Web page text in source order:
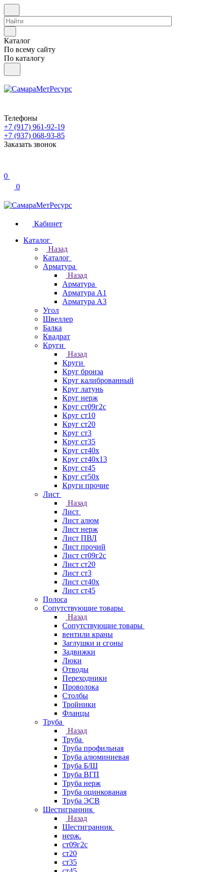
Каталог
По всему сайту
По каталогу
Телефоны
+7 (917) 961-92-19
+7 (937) 068-93-85
Заказать звонок
0
0
Кабинет
Каталог
Назад
Каталог
Арматура
Назад
Арматура
Арматура А1
Арматура А3
Угол
Швеллер
Балка
Квадрат
Круги
Назад
Круги
Круг бронза
Круг калиброванный
Круг латунь
Круг нерж
Круг ст09г2с
Круг ст10
Круг ст20
Круг ст3
Круг ст35
Круг ст40х
Круг ст40х13
Круг ст45
Круг ст50х
Круги прочие
Лист
Назад
Лист
Лист алюм
Лист нерж
Лист ПВЛ
Лист прочий
Лист ст09г2с
Лист ст20
Лист ст3
Лист ст40х
Лист ст45
Полоса
Сопутствующие товары
Назад
Сопутствующие товары
вентили краны
Заглушки и сгоны
Задвижки
Люки
Отводы
Переходники
Проволока
Столбы
Тройники
Фланцы
Труба
Назад
Труба
Труба профильная
Труба алюминиевая
Труба Б/Ш
Труба ВГП
Труба нерж
Труба оцинкованая
Труба ЭСВ
Шестигранник
Назад
Шестигранник
нерж.
ст09г2с
ст20
ст35